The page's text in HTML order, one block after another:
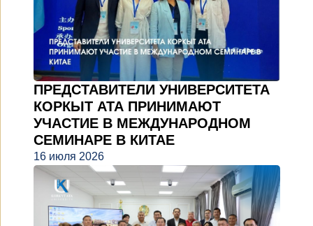
ПРЕДСТАВИТЕЛИ УНИВЕРСИТЕТА
КОРКЫТ АТА ПРИНИМАЮТ
УЧАСТИЕ В МЕЖДУНАРОДНОМ
СЕМИНАРЕ В КИТАЕ
16 июля 2026